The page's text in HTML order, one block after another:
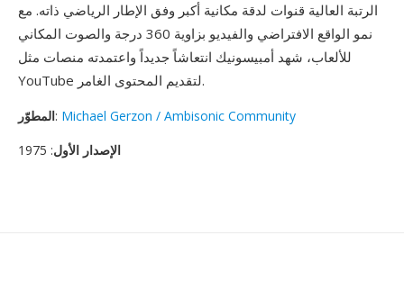
الرتبة العالية قنوات لدقة مكانية أكبر وفق الإطار الرياضي ذاته. مع
نمو الواقع الافتراضي والفيديو بزاوية 360 درجة والصوت المكاني
للألعاب، شهد أمبيسونيك انتعاشاً جديداً واعتمدته منصات مثل
YouTube لتقديم المحتوى الغامر.
المطوّر: Michael Gerzon / Ambisonic Community
الإصدار الأول: 1975